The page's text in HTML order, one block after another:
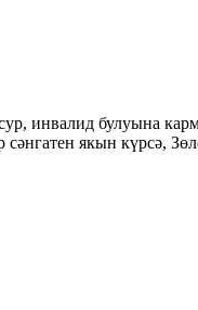
инвалид булуына
якын күрсә,